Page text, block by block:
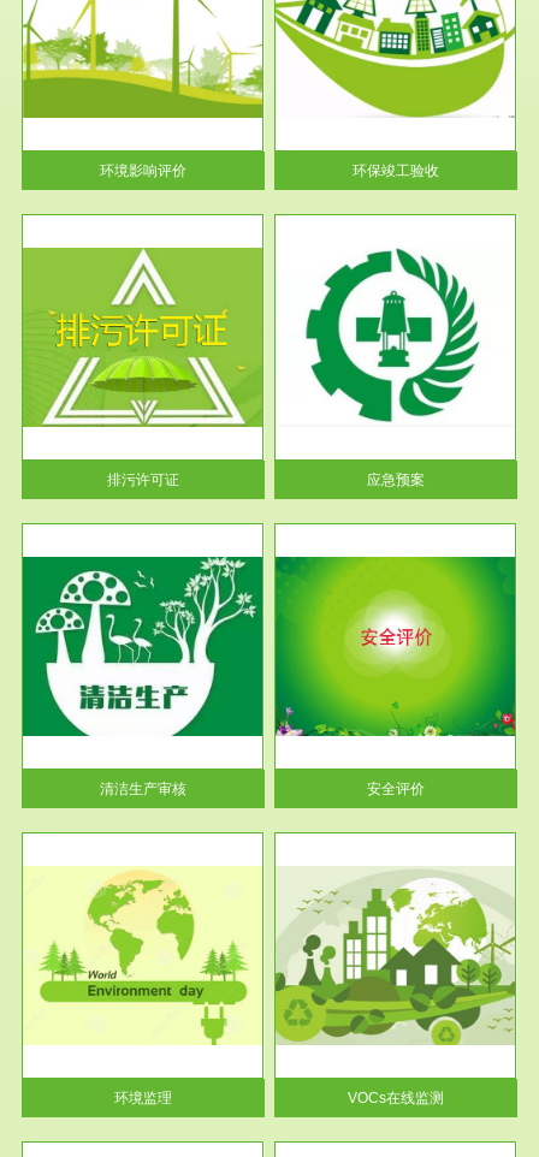
环境影响评价
环保竣工验收
根据《建设项目环境保护管理条
例》第十七条 编制环境影响报
告书、...
环保竣工验收
排污许可证
服务范围
应急预案
根据《中华人民共和国环境保护
法》第十九条 企业事业单位应
当按照...
应急预案
清洁生产审核
服务范围
安全评价
安全评价安全评价目的是查找、
分析和预测工程、系统、生产经
营活...
安全评价
环境监理
服务范围
VOCs在线监测
根据《重点区域大气污染防
治“十二五”规划》有机废气净化
率达...
VOCs在线监测